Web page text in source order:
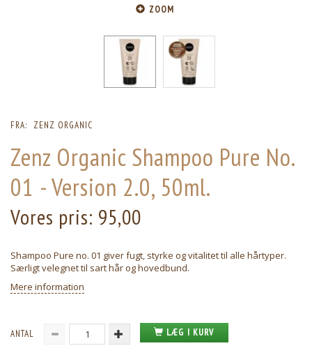
ZOOM
FRA: ZENZ ORGANIC
Zenz Organic Shampoo Pure No.
01 - Version 2.0, 50ml.
Vores pris: 95,00
Shampoo Pure no. 01 giver fugt, styrke og vitalitet til alle hårtyper.
Særligt velegnet til sart hår og hovedbund.
Mere information
ANTAL LÆG I KURV